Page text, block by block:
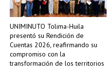
UNIMINUTO Tolima-Huila
presentó su Rendición de
Cuentas 2026, reafirmando su
compromiso con la
transformación de los territorios